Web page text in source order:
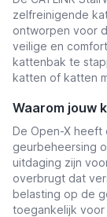
zelfreinigende
ontworpen voor
veilige en
kattenbak te
katten of katten
Waarom jouw
De Open-X
geurbeheersing
uitdaging zijn
overbrugt dat
belasting op de
toegankelijk